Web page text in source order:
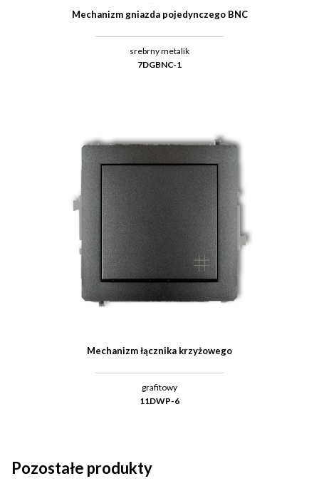
Mechanizm gniazda pojedynczego BNC
srebrny metalik
7DGBNC-1
Mechanizm łącznika krzyżowego
grafitowy
11DWP-6
Pozostałe produkty